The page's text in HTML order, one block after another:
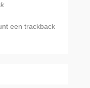
een trackback